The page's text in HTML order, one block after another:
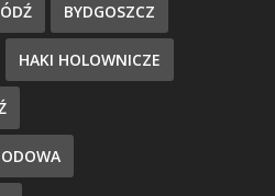
BYDGOSZCZ
HAKI HOLOWNICZE